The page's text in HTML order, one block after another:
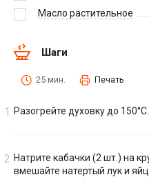
Масло растительное
Шаги
25 мин. Печать
Разогрейте духовку до 150°С.
Натрите кабачки (2 шт.) на
вмешайте натертый лук и